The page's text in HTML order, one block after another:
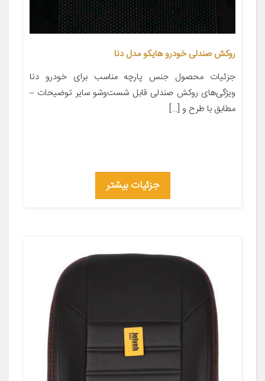
روکش صندلی خودرو هایکو مدل دنا
جزئیات محصول جنس پارچه مناسب برای خودرو دنا
ویژگی‌های روکش صندلی قابل شست‌وشو سایر توضیحات –
مطابق با طرح و […]
جزئیات بیشتر